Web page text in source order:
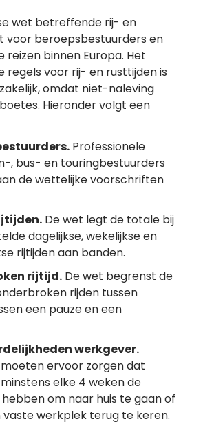
wet betreffende rij- en
voor beroepsbestuurders en
reizen binnen Europa. Het
regels voor rij- en rusttijden is
omdat niet-naleving
Hieronder volgt een
Professionele
, bus- en touringbestuurders
de wettelijke voorschriften
De wet legt de totale bij
dagelijkse, wekelijkse en
rijtijden aan banden.
rijtijd. De wet begrenst de
rijden tussen
een pauze en een
werkgever.
ervoor zorgen dat
elke 4 weken de
om naar huis te gaan of
vaste werkplek terug te keren.